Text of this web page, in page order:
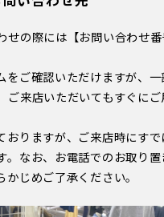
せの際には【お問い合わせ
をご確認いただけますが、一
ご来店いただいてもすぐに
おりますが、ご来店時にす
。なお、お電話でのお取り置
じめご了承ください。